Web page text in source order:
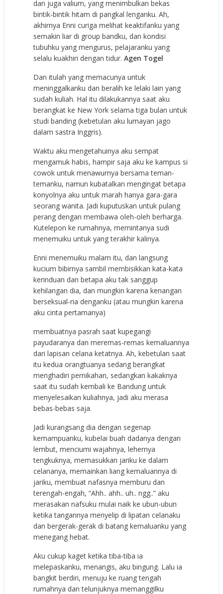
dan juga valium, yang menimbulkan bekas
bintik-bintik hitam di pangkal lenganku. Ah,
akhirnya Enni curiga melihat keaktifanku yang
semakin liar di group bandku, dan kondisi
tubuhku yang mengurus, pelajaranku yang
selalu kuakhiri dengan tidur.Agen Togel
Dan itulah yang memacunya untuk
meninggalkanku dan beralih ke lelaki lain yang
sudah kuliah. Hal itu dilakukannya saat aku
berangkat ke New York selama tiga bulan untuk
studi banding (kebetulan aku lumayan jago
dalam sastra Inggris).
Waktu aku mengetahuinya aku sempat
mengamuk habis, hampir saja aku ke kampus si
cowok untuk menawurnya bersama teman-
temanku, namun kubatalkan mengingat betapa
konyolnya aku untuk marah hanya gara-gara
seorang wanita. Jadi kuputuskan untuk pulang
perang dengan membawa oleh-oleh berharga.
Kutelepon ke rumahnya, memintanya sudi
menemuiku untuk yang terakhir kalinya.
Enni menemuiku malam itu, dan langsung
kucium bibirnya sambil membisikkan kata-kata
kerinduan dan betapa aku tak sanggup
kehilangan dia, dan mungkin karena kenangan
berseksual-ria denganku (atau mungkin karena
aku cinta pertamanya)
membuatnya pasrah saat kupegangi
payudaranya dan meremas-remas kemaluannya
dari lapisan celana ketatnya. Ah, kebetulan saat
itu kedua orangtuanya sedang berangkat
menghadiri pernikahan, sedangkan kakaknya
saat itu sudah kembali ke Bandung untuk
menyelesaikan kuliahnya, jadi aku merasa
bebas-bebas saja.
Jadi kurangsang dia dengan segenap
kemampuanku, kubelai buah dadanya dengan
lembut, menciumi wajahnya, lehernya
tengkuknya, memasukkan jariku ke dalam
celananya, memainkan liang kemaluannya di
jariku, membuat nafasnya memburu dan
terengah-engah, “Ahh.. ahh.. uh.. ngg..” aku
merasakan nafsuku mulai naik ke ubun-ubun
ketika tangannya menyelip di lipatan celanaku
dan bergerak-gerak di batang kemaluanku yang
menegang hebat.
Aku cukup kaget ketika tiba-tiba ia
melepaskanku, menangis, aku bingung. Lalu ia
bangkit berdiri, menuju ke ruang tengah
rumahnya dan telunjuknya memanggilku